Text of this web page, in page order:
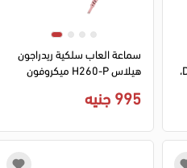
جريفين، 7 أزرار، دقة 7200 DPI،
سماعة العاب سلكية ريدراجون
هيلاس H260-P ميكروفون
وردي
995 جنيه